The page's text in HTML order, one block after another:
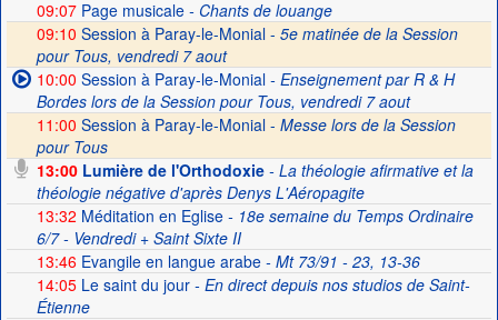
09:07Page musicale- Chants de louange
09:10 Session à Paray-le-Monial - 5e matinée de la Session
pour Tous, vendredi 7 aout
10:00 Session à Paray-le-Monial- Enseignement par R & H
Bordes lors de la Session pour Tous, vendredi 7 aout
11:00 Session à Paray-le-Monial - Messe lors de la Session
pour Tous
13:00Lumière de l'Orthodoxie- La théologie afirmative et la
théologie négative d'après Denys L'Aéropagite
13:32 Méditation en Eglise- 18e semaine du Temps Ordinaire
6/7 - Vendredi + Saint Sixte II
13:46Evangile en langue arabe- Mt 73/91 - 23, 13-36
14:05Le saint du jour- En direct depuis nos studios de Saint-
Étienne